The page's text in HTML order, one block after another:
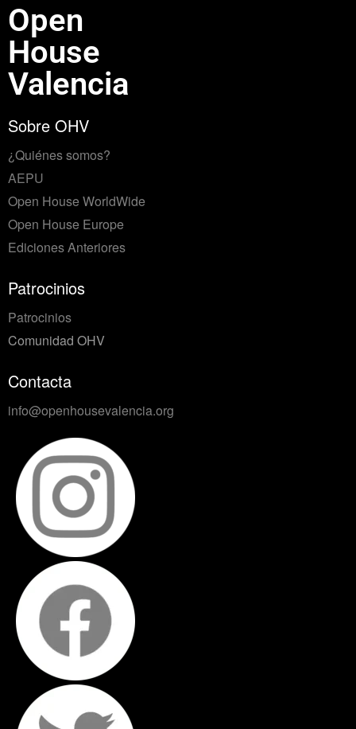
Open
House
Valencia
Sobre OHV
¿Quiénes somos?
AEPU
Open House WorldWide
Open House Europe
Ediciones Anteriores
Patrocinios
Patrocinios
Comunidad OHV
Contacta
info@openhousevalencia.org